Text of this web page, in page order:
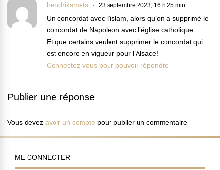
hendriksmets 23 septembre 2023, 16 h 25 min
Un concordat avec l’islam, alors qu’on a supprimé le
concordat de Napoléon avec l’église catholique.
Et que certains veulent supprimer le concordat qui
est encore en vigueur pour l’Alsace!
Connectez-vous pour pouvoir répondre
Publier une réponse
Vous devez avoir un compte pour publier un commentaire
ME CONNECTER